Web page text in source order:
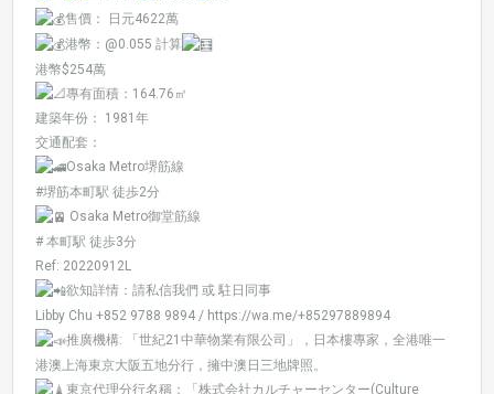
售價： 日元4622萬
港幣：@0.055 計算
港幣$254萬
專有面積：164.76㎡
建築年份： 1981年
交通配套：
Osaka Metro堺筋線
#堺筋本町駅 徒歩2分
Osaka Metro御堂筋線
# 本町駅 徒歩3分
Ref: 20220912L
欲知詳情：請私信我們 或 駐日同事
Libby Chu +852 9788 9894 / https://wa.me/+85297889894
推廣機構: 「世紀21中華物業有限公司」，日本樓專家，全港唯一
港澳上海東京大阪五地分行，擁中澳日三地牌照。
東京代理分行名稱：「株式会社カルチャーセンター(Culture